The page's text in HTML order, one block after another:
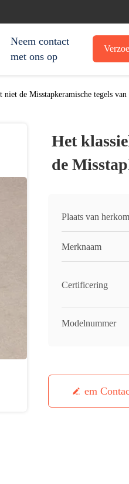
Neem contact
met ons op
de Misstapkeramische tegels
Het
de
Plaats van
Merknaam
Certificering
Modelnummer
Neem